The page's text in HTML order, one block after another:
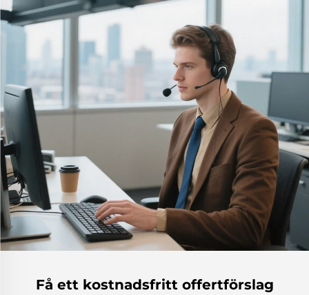
Få ett kostnadsfritt offertförslag